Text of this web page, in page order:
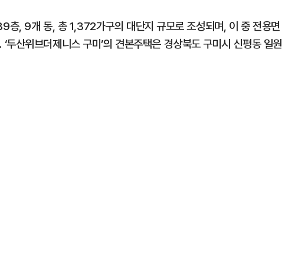
층, 9개 동, 총 1,372가구의 대단지 규모로 조성되며, 이 중 전용면
위브더제니스 구미’의 견본주택은 경상북도 구미시 신평동 일원